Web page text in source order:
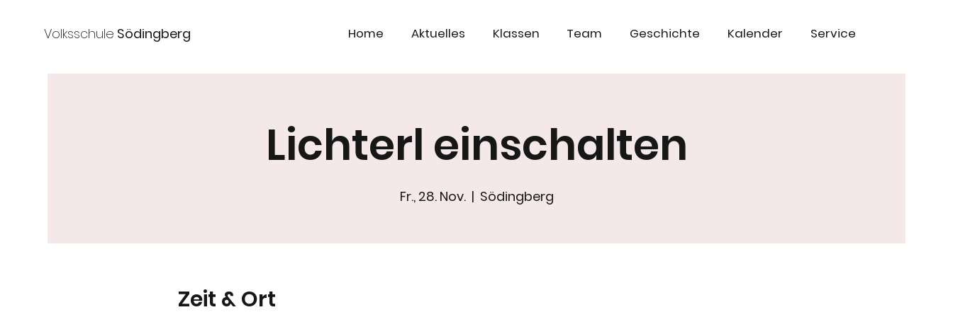
Volksschule Södingberg Home Aktuelles Klassen Team Geschichte Kalender Service
Lichterl einschalten
Fr., 28. Nov.
  |
Södingberg
Zeit & Ort